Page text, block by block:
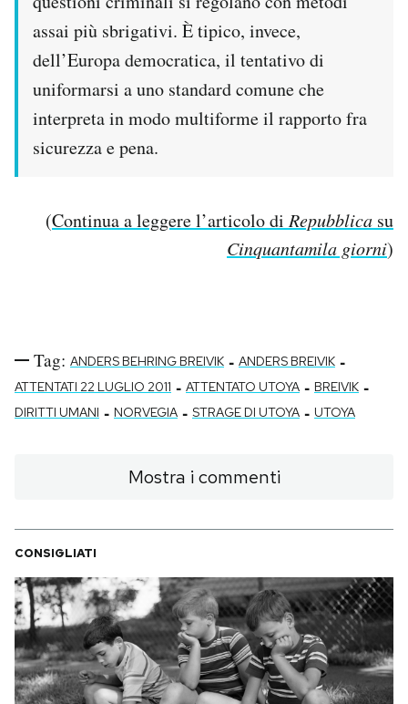
assai più sbrigativi. È tipico, invece,
dell’Europa democratica, il tentativo di
uniformarsi a uno standard comune che
interpreta in modo multiforme il rapporto fra
sicurezza e pena.
(Continua a leggere l’articolo di Repubblica su
Cinquantamila giorni)
Tag: ANDERS BEHRING BREIVIK - ANDERS BREIVIK -
ATTENTATI 22 LUGLIO 2011 - ATTENTATO UTOYA - BREIVIK -
DIRITTI UMANI - NORVEGIA - STRAGE DI UTOYA - UTOYA
Mostra i commenti
CONSIGLIATI